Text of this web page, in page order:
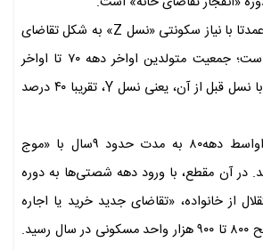
«بازار مسکن تا ۱۴۱۵» عمدتا با نیاز سکونتی «نسل Z» به شکل تقاضای
خرید و اجاره روبه‌رو است؛ جمعیت متولدین اواخر دهه ۷۰ تا اواخر
دهه ۸۰ که در مقایسه با نسل قبل از آن، یعنی نسل Y، تقریبا ۴۰ درصد
بازار مسکن ایران از اواسط دهه۸۰ به مدت حدود ۹سال با «موج
در آن مقطع، با ورود دهه شصتی‌ها به دوره
از خانواده، «تقاضای جدید خرید یا اجاره
مسکن» ناگهان به سطح ۸۰۰ تا ۹۰۰ هزار واحد مسکونی در سال رسید.